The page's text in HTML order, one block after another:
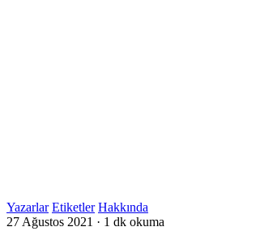
Yazarlar Etiketler Hakkında
27 Ağustos 2021 · 1 dk okuma